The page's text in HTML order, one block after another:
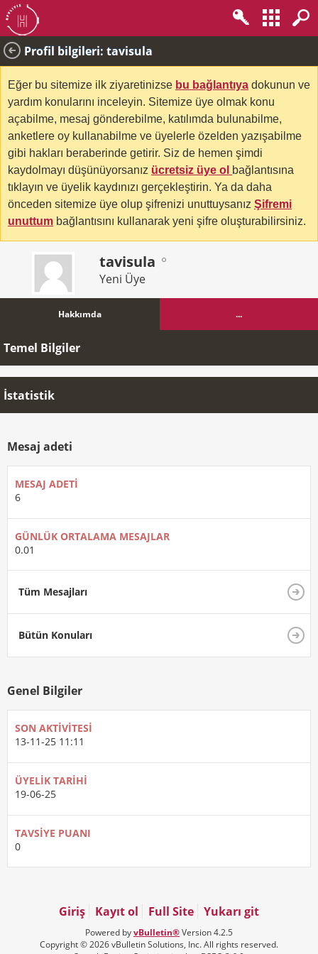
Profil bilgileri: tavisula
Eğer bu sitemize ilk ziyaretinizse bu bağlantıya dokunun ve
yardım konularını inceleyin. Sitemize üye olmak konu
açabilme, mesaj gönderebilme, katılımda bulunabilme,
anketlere oy kullanabilme ve üyelerle özelden yazışabilme
gibi hakları beraberinde getirir. Siz de hemen şimdi
kaydolmayı düşünüyorsanız ücretsiz üye ol bağlantısına
tıklayın ve üyelik kaydınızı gerçekleştirin. Ya da daha
önceden sitemize üye olup şifrenizi unuttuysanız Şifremi
unuttum bağlantısını kullanarak yeni şifre oluşturabilirsiniz.
tavisula
Yeni Üye
Hakkımda ...
Temel Bilgiler
İstatistik
Mesaj adeti
MESAJ ADETI
6
GÜNLÜK ORTALAMA MESAJLAR
0.01
Tüm Mesajları
Bütün Konuları
Genel Bilgiler
SON AKTIVITESI
13-11-25 11:11
ÜYELIK TARIHI
19-06-25
TAVSIYE PUANI
0
Giriş Kayıt ol Full Site Yukarı git
Powered byvBulletin®Version 4.2.5
Copyright © 2026 vBulletin Solutions, Inc. All rights reserved.